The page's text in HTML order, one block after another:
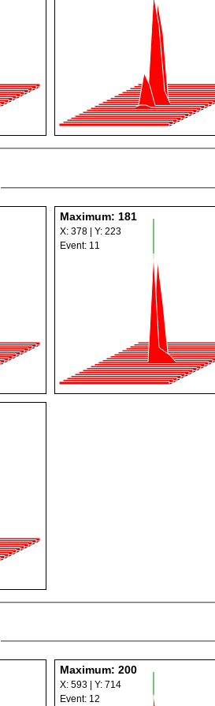
Maximum: 181
X: 378 | Y: 223
Event: 11
Maximum: 200
X: 593 | Y: 714
Event: 12